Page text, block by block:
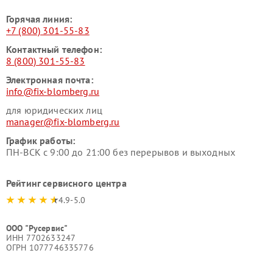
Горячая линия:
+7 (800) 301-55-83
Контактный телефон:
8 (800) 301-55-83
Электронная почта:
info@fix-blomberg.ru
для юридических лиц
manager@fix-blomberg.ru
График работы:
ПН-ВСК с 9:00 до 21:00 без перерывов и выходных
Рейтинг сервисного центра
4.9-5.0
ООО "Русервис"
ИНН 7702633247
ОГРН 1077746335776